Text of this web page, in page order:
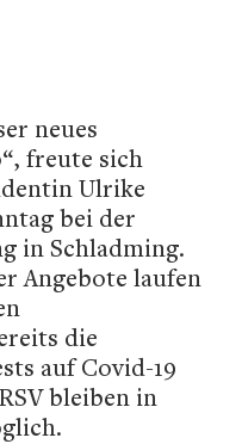
neues
freute sich
Ulrike
bei der
in Schladming.
Angebote laufen
die
auf Covid-19
bleiben in